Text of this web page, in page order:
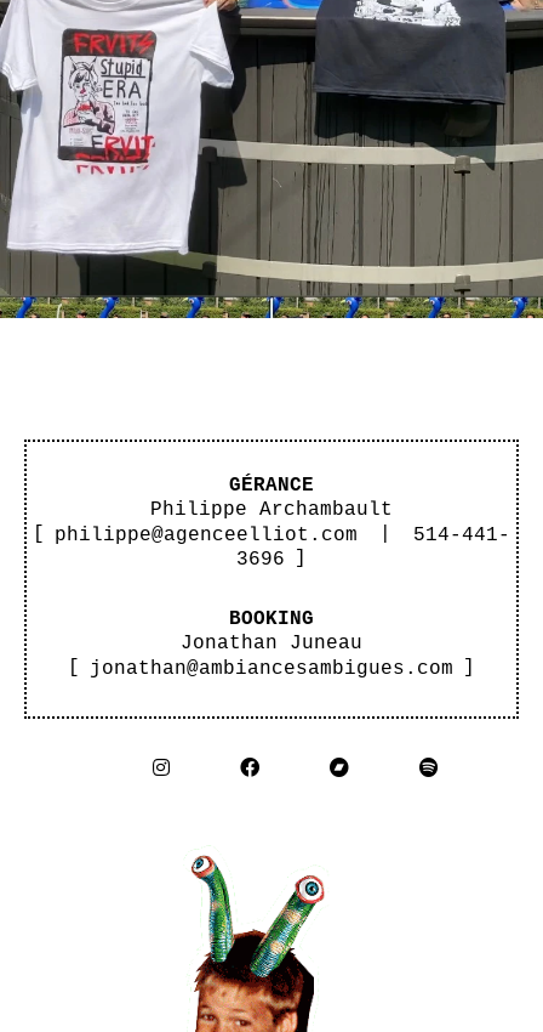
GÉRANCE
Philippe Archambault
[
philippe@agenceelliot.com
514-441-
3696
]
BOOKING
Jonathan Juneau
[
jonathan@ambiancesambigues.com ]